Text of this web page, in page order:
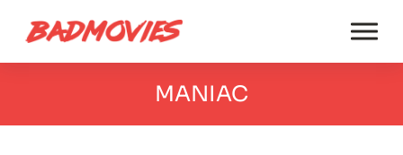
MANIAC